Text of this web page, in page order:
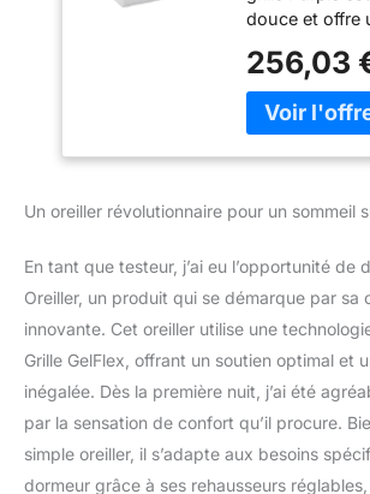
réglables
Hauteur
fabriqué
douce et offre
berce
et le cou sans
pression.
rehausseurs
hauteur de
cm ou 3,8 cm.
anti-humidité :
conçue pour
l'oreiller afin
puissiez dormir
256,03
Un oreiller révolutionnaire pour un sommeil
En tant que testeur, j’ai eu l’opportunité de
Oreiller, un produit qui se démarque par sa
innovante. Cet oreiller utilise une
Grille GelFlex, offrant un soutien optimal et
inégalée. Dès la première nuit, j’ai été
par la sensation de confort qu’il procure.
simple oreiller, il s’adapte aux besoins
dormeur grâce à ses rehausseurs